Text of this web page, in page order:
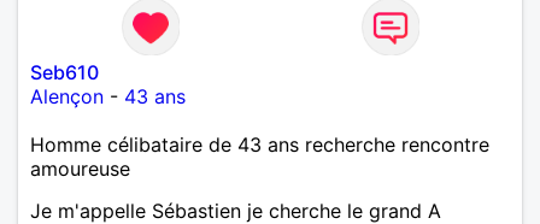
Seb610
Alençon - 43 ans
Homme célibataire de 43 ans recherche rencontre
amoureuse
Je m'appelle Sébastien je cherche le grand A